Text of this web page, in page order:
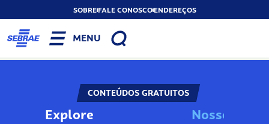
SOBREFALE CONOSCOENDEREÇOS
MENU
CONTEÚDOS GRATUITOS
Explore Nos